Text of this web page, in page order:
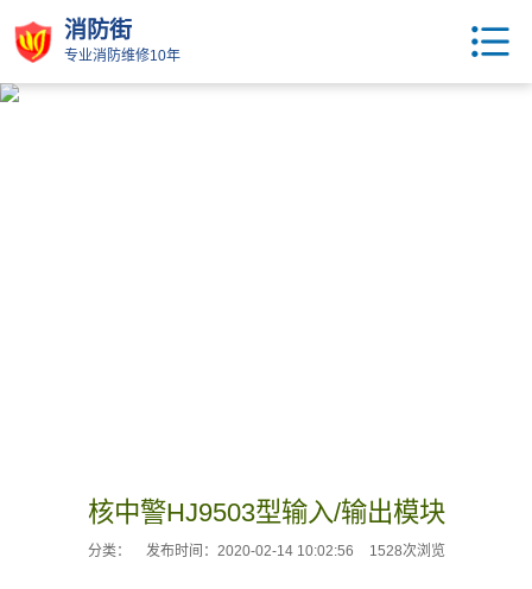
消防街
专业消防维修10年
核中警HJ9503型输入/输出模块
分类： 发布时间：2020-02-14 10:02:56 1528次浏览